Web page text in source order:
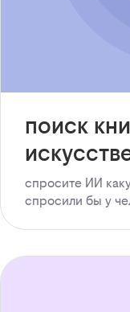
поиск
спросите ИИ
спросили бы у